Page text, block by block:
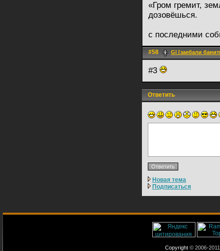
«Гром гремит,
дозовёшься.
с последними
#58 Gl [заебали
#3
Ответить
Новая тема
Подписаться
Copyright © 2006-